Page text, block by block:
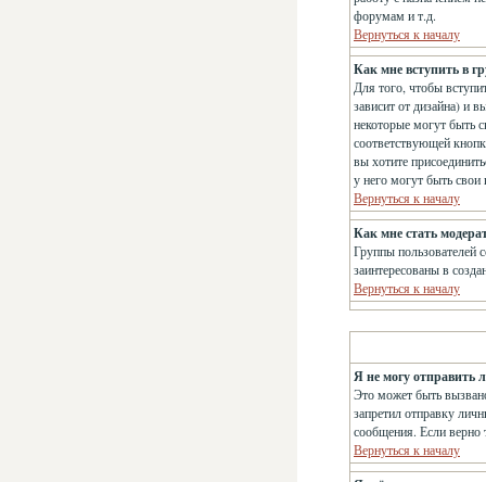
форумам и т.д.
Вернуться к началу
Как мне вступить в
Для того, чтобы
зависит от дизайна) и
некоторые могут быть
соответствующей
вы хотите
у него могут быть
Вернуться к началу
Как мне стать
Группы пользователей
заинтересованы в
Вернуться к началу
Я не могу отправить
Это может быть
запретил отправку
сообщения. Если верно
Вернуться к началу